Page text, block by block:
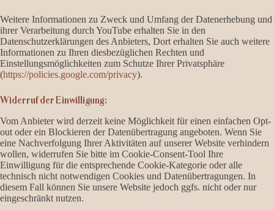
Weitere Informationen zu Zweck und Umfang der Datenerhebung und
ihrer Verarbeitung durch YouTube erhalten Sie in den
Datenschutzerklärungen des Anbieters, Dort erhalten Sie auch weitere
Informationen zu Ihren diesbezüglichen Rechten und
Einstellungsmöglichkeiten zum Schutze Ihrer Privatsphäre
(https://policies.google.com/privacy).
Widerruf der Einwilligung:
Vom Anbieter wird derzeit keine Möglichkeit für einen einfachen Opt-
out oder ein Blockieren der Datenübertragung angeboten. Wenn Sie
eine Nachverfolgung Ihrer Aktivitäten auf unserer Website verhindern
wollen, widerrufen Sie bitte im Cookie-Consent-Tool Ihre
Einwilligung für die entsprechende Cookie-Kategorie oder alle
technisch nicht notwendigen Cookies und Datenübertragungen. In
diesem Fall können Sie unsere Website jedoch ggfs. nicht oder nur
eingeschränkt nutzen.